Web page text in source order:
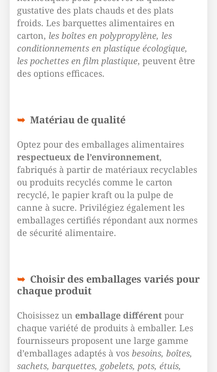
gustative des plats chauds et des plats
froids. Les barquettes alimentaires en
carton, les boîtes en polypropylène, les
conditionnements en plastique écologique,
les pochettes en film plastique, peuvent être
des options efficaces.
Matériau de qualité
Optez pour des emballages alimentaires
respectueux de l’environnement,
fabriqués à partir de matériaux recyclables
ou produits recyclés comme le carton
recyclé, le papier kraft ou la pulpe de
canne à sucre. Privilégiez également les
emballages certifiés répondant aux normes
de sécurité alimentaire.
Choisir des emballages variés pour
chaque produit
Choisissez un emballage différent pour
chaque variété de produits à emballer. Les
fournisseurs proposent une large gamme
d’emballages adaptés à vos besoins, boîtes,
sachets, barquettes, gobelets, pots, étuis,